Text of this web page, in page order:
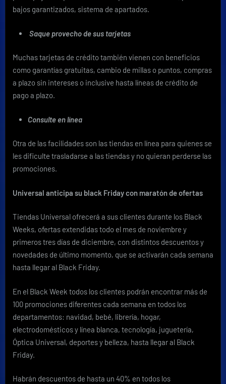
bajos garantizados, sistema de apartados.
Saque provecho de sus tarjetas
Muchas tarjetas de crédito también vienen con beneficios
como garantías gratuitas, cambio de millas o puntos, compras
a plazo sin intereses o inclusive hasta líneas de crédito de
pago a plazo.
Consulte en línea
Otra de las facilidades son las tiendas en línea para quienes se
les dificulte trasladarse a las tiendas y no quieran perderse las
promociones.
Universal anticipa su black Friday con maratón de ofertas
Tiendas Universal ofrecerá a sus clientes durante los Black
Weeks, ofertas extendidas todo el mes de noviembre y
primeros tres días de diciembre, con distintos descuentos y
novedades de último momento, que se activarán cada semana
hasta llegar al Black Friday.
En el Black Week todos los clientes podrán encontrar más de
100 promociones diferentes cada semana en todos los
departamentos: navidad, bebé, librería, hogar,
electrodomésticos y línea blanca, tecnología, juguetería,
Óptica Universal, deportes y belleza, hasta llegar al Black
Friday.
Habrán descuentos de hasta un 40% en todos los